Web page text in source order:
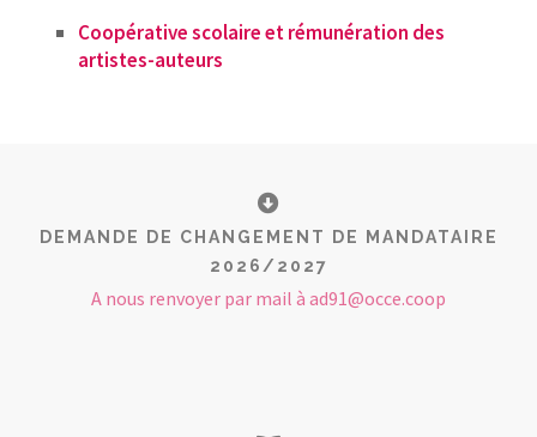
CONTACT
Coopérative scolaire et rémunération des
artistes-auteurs
DEMANDE DE CHANGEMENT DE MANDATAIRE
2026/2027
A nous renvoyer par mail à ad91@occe.coop